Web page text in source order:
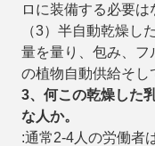
ロに装備する必要は
（3）半自動乾燥し
量を量り、包み、フ
の植物自動供給そし
3、何この乾燥した
な人か。
:通常2-4人の労働者